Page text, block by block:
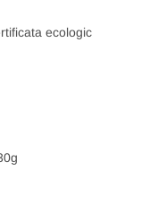
ecologic